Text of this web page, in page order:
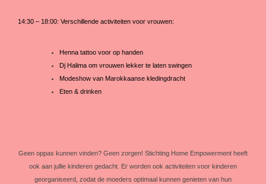
14:30 – 18:00: Verschillende activiteiten voor vrouwen:
Henna tattoo voor op handen
Dj Halima om vrouwen lekker te laten swingen
Modeshow van Marokkaanse kledingdracht
Eten & drinken
Geen oppas kunnen vinden? Geen zorgen! Stichting Home Empowerment heeft
ook aan jullie kinderen gedacht. Er worden ook activiteiten voor kinderen
georganiseerd, zodat de moeders optimaal kunnen genieten van hun